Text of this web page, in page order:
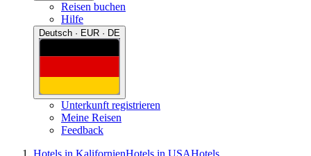
Reisen buchen
Hilfe
Deutsch · EUR · DE
Unterkunft registrieren
Meine Reisen
Feedback
Hotels in KalifornienHotels in USAHotels